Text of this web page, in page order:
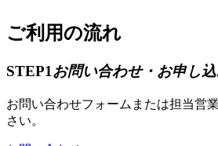
ご利用の流れ
STEP1お問い合わせ・お申し
お問い合わせフォームまたは担当営
さい。